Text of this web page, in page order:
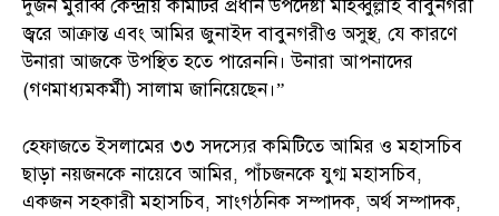
দুজন মুরব্বি কেন্দ্রীয় কমিটির প্রধান উপদেষ্টা মহিব্বুল্লাহ বাবুনগরী
জ্বরে আক্রান্ত এবং আমির জুনাইদ বাবুনগরীও অসুস্থ, যে কারণে
উনারা আজকে উপস্থিত হতে পারেননি। উনারা আপনাদের
(গণমাধ্যমকর্মী) সালাম জানিয়েছেন।”
হেফাজতে ইসলামের ৩৩ সদস্যের কমিটিতে আমির ও মহাসচিব
ছাড়া নয়জনকে নায়েবে আমির, পাঁচজনকে যুগ্ম মহাসচিব,
একজন সহকারী মহাসচিব, সাংগঠনিক সম্পাদক, অর্থ সম্পাদক,